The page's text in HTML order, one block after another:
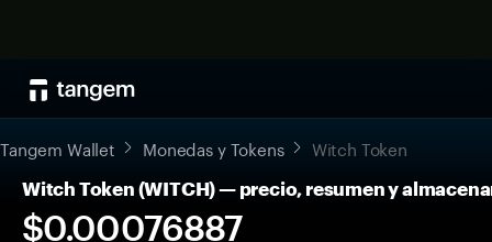
Tangem Wallet Monedas y Tokens Witch Token
Witch Token (WITCH) — precio, resumen y
$0.00076887